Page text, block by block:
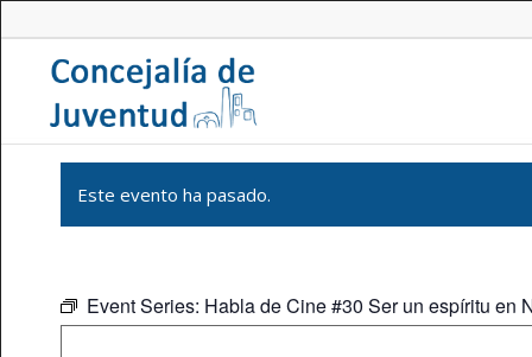
Este evento ha pasado.
Event Series: Habla de Cine #30 Ser un espíritu en